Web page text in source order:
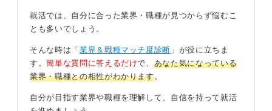
ます。
言葉で語れるように準備してください。
またITパスポートなどの基礎的な資格の勉強を始めてみ
みたりするのもおすすめです。
就活では、自分に合った業界・職種が見つからず悩むこ
とも多いでしょう。
そんな時は「 業界＆職種マッチ度診断 」が役に立ちま
す。簡単な質問に答えるだけで、 あなた気になっている
業界・職種との相性がわかります。
自分が目指す業界や職種を理解して、自信を持って就活